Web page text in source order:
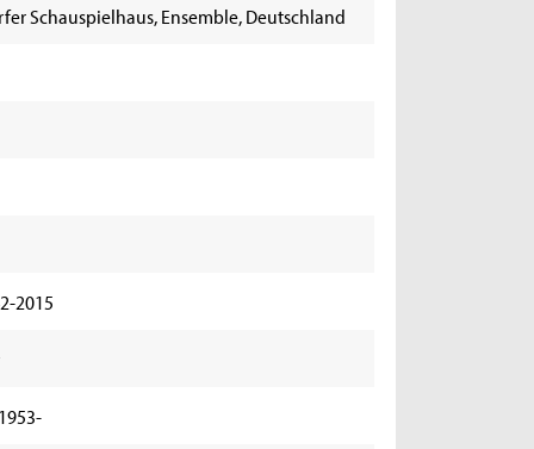
Schauspielhaus, Ensemble, Deutschland
2015